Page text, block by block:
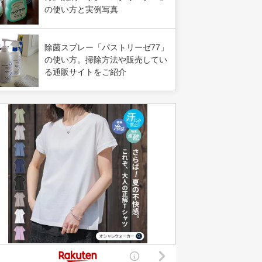
の使い方と実例写真
除菌スプレー「パストリーゼ77」
の使い方。掃除方法や販売してい
る通販サイトをご紹介